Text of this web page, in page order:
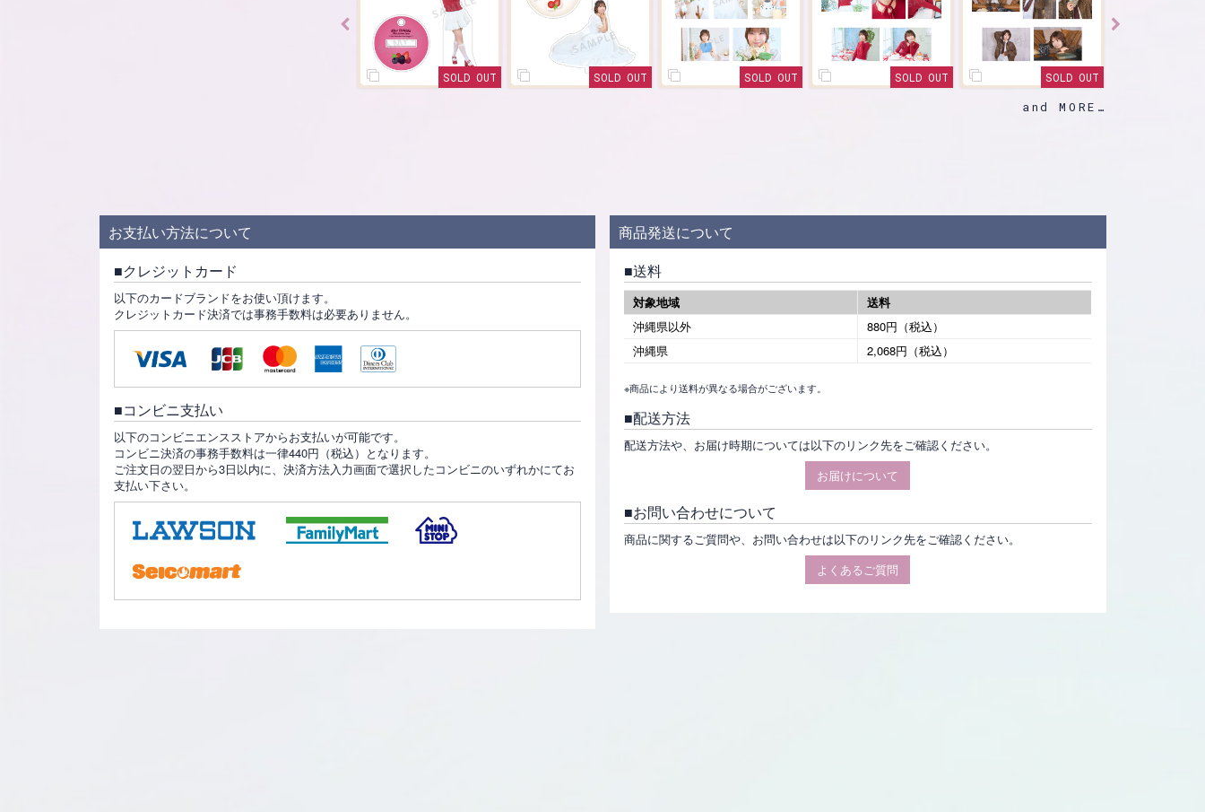
SOLD OUT SOLD OUT SOLD OUT SOLD OUT SOLD OUT
and MORE
お支払い方法について
クレジットカード
以下のカードブランドをお使い頂けます。
クレジットカード決済では事務手数料は必要ありません。
コンビニ支払い
以下のコンビニエンスストアからお支払いが可能です。
コンビニ決済の事務手数料は一律440円（税込）となります。
ご注文日の翌日から3日以内に、決済方法入力画面で選択したコンビニのいずれかにてお
支払い下さい。
商品発送について
送料
対象地域
送料
沖縄県以外
880円（税込）
沖縄県
2,068円（税込）
※商品により送料が異なる場合がございます。
配送方法
配送方法や、お届け時期については以下のリンク先をご確認ください。
お届けについて
お問い合わせについて
商品に関するご質問や、お問い合わせは以下のリンク先をご確認ください。
よくあるご質問